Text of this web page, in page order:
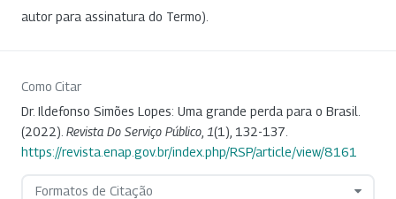
autor para assinatura do Termo).
Como Citar
Dr. Ildefonso Simões Lopes: Uma grande perda para o Brasil.
(2022). Revista Do Serviço Público 1(1), 132-137.
https://revista.enap.gov.br/index.php/RSP/article/view/8161
Formatos de Citação